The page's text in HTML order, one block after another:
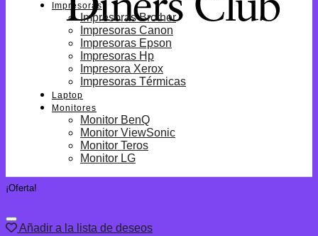
Impresoras
Impresoras Brother
Impresoras Canon
Impresoras Epson
Impresoras Hp
Impresora Xerox
Impresoras Térmicas
Laptop
Monitores
Monitor BenQ
Monitor ViewSonic
Monitor Teros
Monitor LG
¡Oferta!
Añadir a la lista de deseos